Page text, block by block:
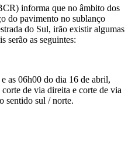
informa que no âmbito dos
do pavimento no sublanço
do Sul, irão existir algumas
serão as seguintes:
as 06h00 do dia 16 de abril,
de via direita e corte de via
sentido sul / norte.